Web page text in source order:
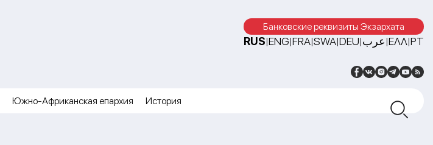
Банковские реквизиты Экзархата
RUS|ENG|FRA|SWA|DEU|عرب|ΕΛΛ|PT
Южно-Африканская епархия История